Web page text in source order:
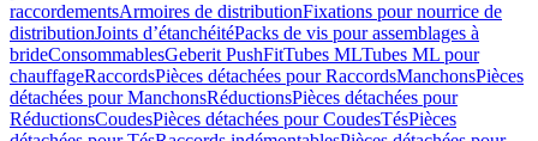
raccordementsArmoires de distributionFixations pour nourrice de
distributionJoints d’étanchéitéPacks de vis pour assemblages à
brideConsommablesGeberit PushFitTubes MLTubes ML pour
chauffageRaccordsPièces détachées pour RaccordsManchonsPièces
détachées pour ManchonsRéductionsPièces détachées pour
RéductionsCoudesPièces détachées pour CoudesTésPièces